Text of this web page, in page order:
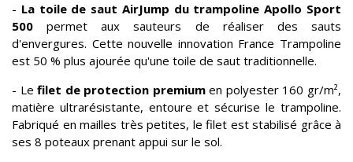
- La toile de saut AirJump du trampoline Apollo Sport
500 permet aux sauteurs de réaliser des sauts
d'envergures. Cette nouvelle innovation France Trampoline
est 50 % plus ajourée qu'une toile de saut traditionnelle.
- Lefilet de protection premiumen polyester 160 gr/m²,
matière ultrarésistante, entoure et sécurise le trampoline.
Fabriqué en mailles très petites, le filet est stabilisé grâce à
ses 8 poteaux prenant appui sur le sol.